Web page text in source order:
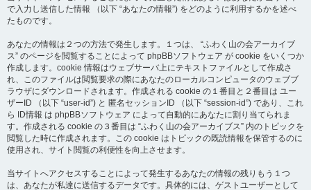
で入力し送信した情報 （以下 “あなたの情報”) をどのように利用するかを述べ
たものです。
あなたの情報は２つの方法で発生します。１つは、 “ふわく山の会アーカイブ
ス” のページを閲覧することによって phpBBソフトウェア が cookie をいくつか
作成します。cookie 情報はウェブサーバ上にテキストファイルとして作成さ
れ、このファイルは閲覧要求の際にあなたのローカルコンピュータのウェブブ
ラウザにダウンロードされます。作成される cookie の１番目と２番目は ユー
ザーID （以下 “user-id”) と 匿名セッションID （以下 “session-id”) であり、これ
ら ID情報 は phpBBソフトウェア によって自動的にあなたに割り当てられま
す。作成される cookie の３番目は “ふわく山の会アーカイブス” 内のトピックを
閲覧した時に作成されます。この cookie はトピックの既読情報を保管するのに
使用され、サイト閲覧の利便性を向上させます。
当サイトへアクセスすることによって発生するあなたの情報の残りもう１つ
は、あなたが私達に送信するデータです。具体的には、ゲストユーザーとして